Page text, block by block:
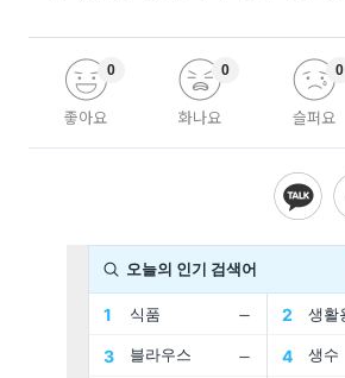
좋아요
0
화나요
0
슬퍼요
0